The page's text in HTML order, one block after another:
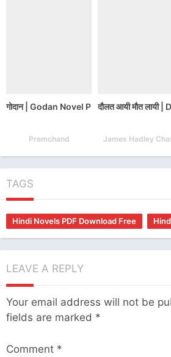
गोदान | Godan Novel PDF Download Free
Premchand
दौलत आयी मौत
James Hadley
TAGS
Hindi Novels PDF Download Free
LEAVE A REPLY
Your email address will not be
fields are marked *
Comment *